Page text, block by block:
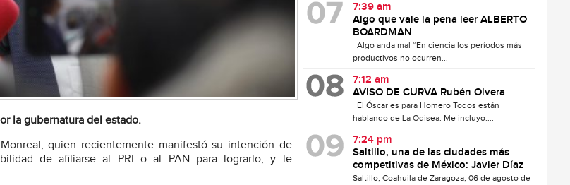
la gubernatura del estado.
quien recientemente manifestó su intención de
de afiliarse al PRI o al PAN para lograrlo, y le
7:39 am
Algo que vale la pena leer ALBERTO
BOARDMAN
Algo anda mal “En ciencia los períodos más
productivos no ocurren...
7:12 am
AVISO DE CURVA Rubén Olvera
El Óscar es para Homero Todos están
hablando de La Odisea. Me incluyo....
7:24 pm
Saltillo, una de las ciudades más
competitivas de México: Javier Díaz
Saltillo, Coahuila de Zaragoza; 06 de agosto de